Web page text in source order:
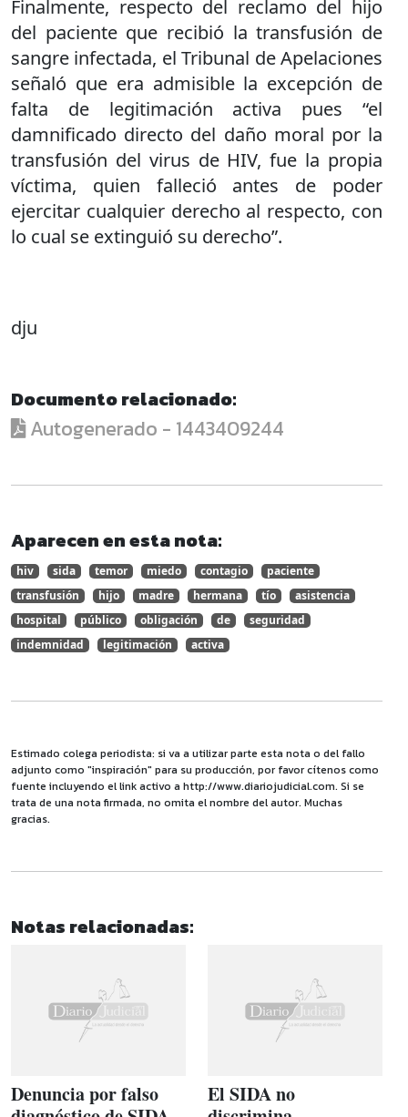
Finalmente, respecto del reclamo del hijo
del paciente que recibió la transfusión de
sangre infectada, el Tribunal de Apelaciones
señaló que era admisible la excepción de
falta de legitimación activa pues “el
damnificado directo del daño moral por la
transfusión del virus de HIV, fue la propia
víctima, quien falleció antes de poder
ejercitar cualquier derecho al respecto, con
lo cual se extinguió su derecho”.
dju
Documento relacionado:
Autogenerado - 1443409244
Aparecen en esta nota:
hiv sida temor miedo contagio
paciente
transfusión
hijo madre hermana tío
asistencia
hospital
público obligación de
seguridad
indemnidad
legitimación activa
Estimado colega periodista: si va a utilizar parte esta nota o del fallo
adjunto como "inspiración" para su producción, por favor cítenos como
fuente incluyendo el link activo a http://www.diariojudicial.com. Si se
trata de una nota firmada, no omita el nombre del autor. Muchas
gracias.
Notas relacionadas:
Denuncia por falso
El SIDA no